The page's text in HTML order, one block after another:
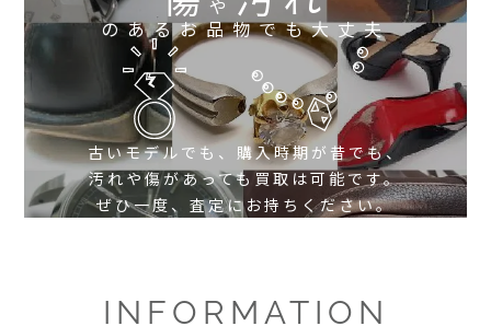
や
のあるお品物でも大丈夫
古いモデルでも、購入時期が昔でも、
汚れや傷があっても買取は可能です。
ぜひ一度、査定にお持ちください。
INFORMATION